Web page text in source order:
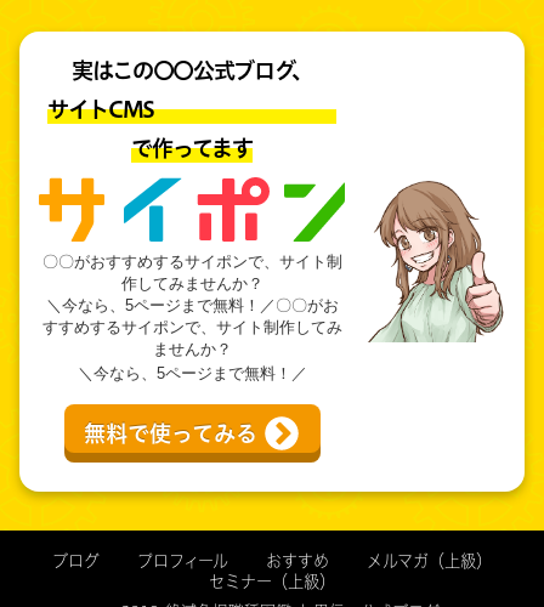
実はこの〇〇公式ブログ、
サイトCMS
で作ってます
〇〇がおすすめするサイポンで、サイト制
作してみませんか？
＼今なら、5ページまで無料！／〇〇がお
すすめするサイポンで、サイト制作してみ
ませんか？
＼今なら、5ページまで無料！／
無料で使ってみる
ブログ プロフィール おすすめ
メルマガ（上級）
セミナー（上級）